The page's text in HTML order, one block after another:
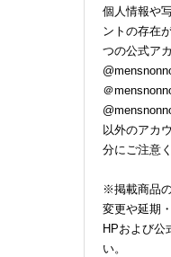
塗るシャーベット!? 「Y
OLU」初の冷感コスメが
スメレビュー／YOLU「
トリーツ サマー リラッ
クスナイトケアボディソ
個人情報や
ントの存在
つの公式ア
＠
以外のアカ
分にご注意
※掲載商品
変更や延期
HPおよび公
い。